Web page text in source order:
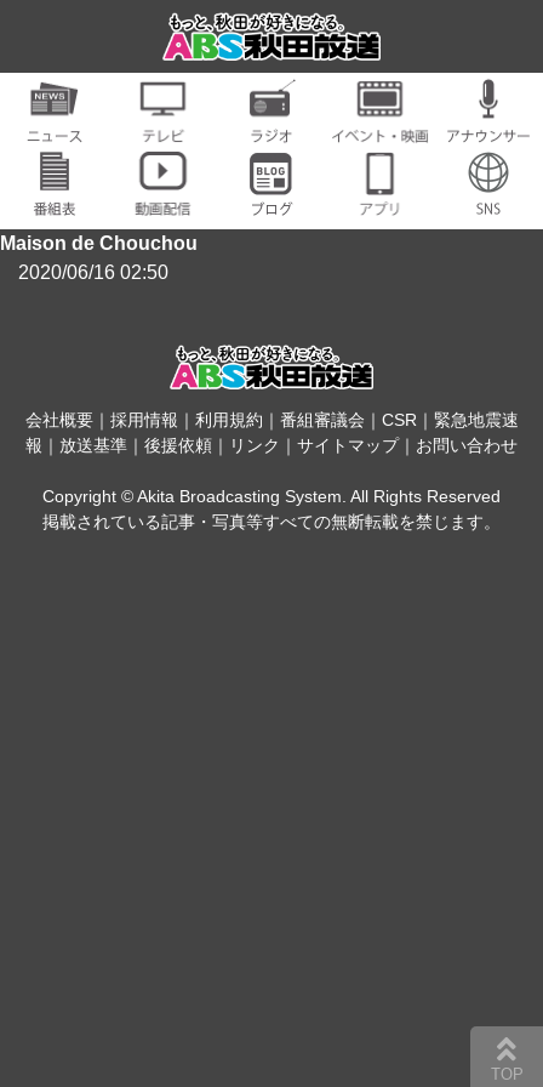
Maison de Chouchou
2020/06/16 02:50
会社概要｜ 採用情報 ｜ 利用規約 ｜ 番組審議会 ｜ CSR｜ 緊急地震速
報 ｜ 放送基準 ｜ 後援依頼 ｜ リンク ｜ サイトマップ｜ お問い合わせ
Copyright © Akita Broadcasting System. All Rights Reserved
掲載されている記事・写真等すべての無断転載を禁じます。